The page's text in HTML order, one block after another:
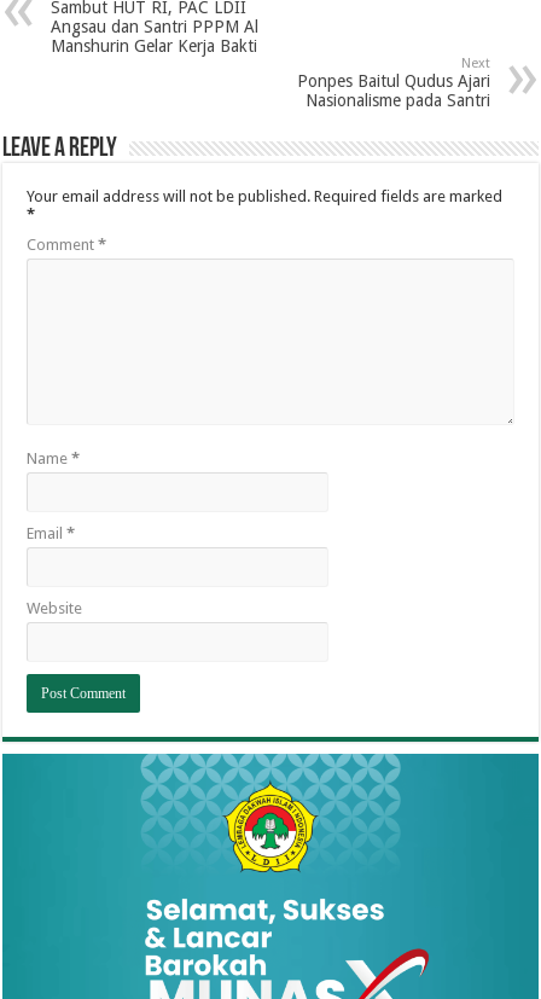
Sambut HUT RI, PAC LDII
Angsau dan Santri PPPM Al
Manshurin Gelar Kerja Bakti
Next
Ponpes Baitul Qudus Ajari
Nasionalisme pada Santri
Leave a Reply
Your email address will not be published. Required fields are marked
*
Comment*
Name*
Email*
Website